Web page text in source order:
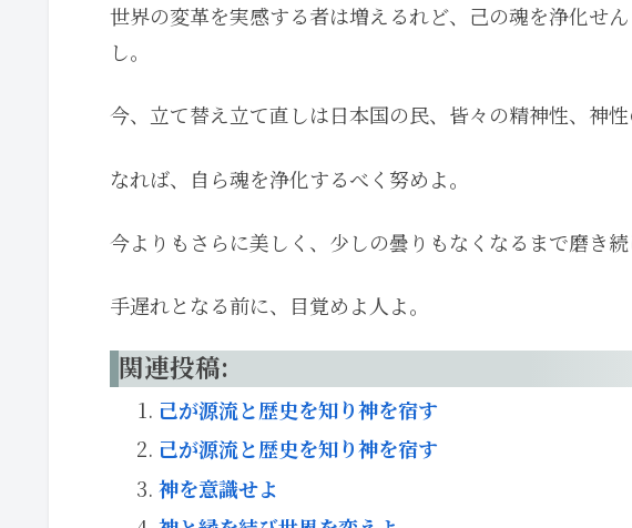
世界の変革を実感する者は増えるれど、己の魂を浄化せ
し。
今、立て替え立て直しは日本国の民、皆々の精神性、神
なれば、自ら魂を浄化するべく努めよ。
今よりもさらに美しく、少しの曇りもなくなるまで磨き続
手遅れとなる前に、目覚めよ人よ。
関連投稿:
己が源流と歴史を知り神を宿す
己が源流と歴史を知り神を宿す
神を意識せよ